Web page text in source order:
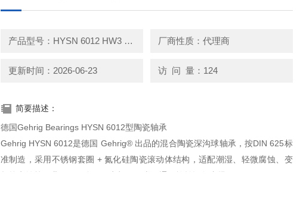
产品型号：HYSN 6012 HW3 P0C0 厂商性质：代理商
更新时间：2026-06-23 访 问 量：124
简要描述：
德国Gehrig Bearings HYSN 6012型陶瓷轴承
Gehrig HYSN 6012是德国 Gehrig® 出品的混合陶瓷深沟球轴承，按DIN 625标
准制造，采用不锈钢套圈 + 氮化硅陶瓷滚动体结构，适配潮湿、轻微腐蚀、变
频抗电蚀等工业工况，多用于电机、泵类、通用旋转设备支撑。